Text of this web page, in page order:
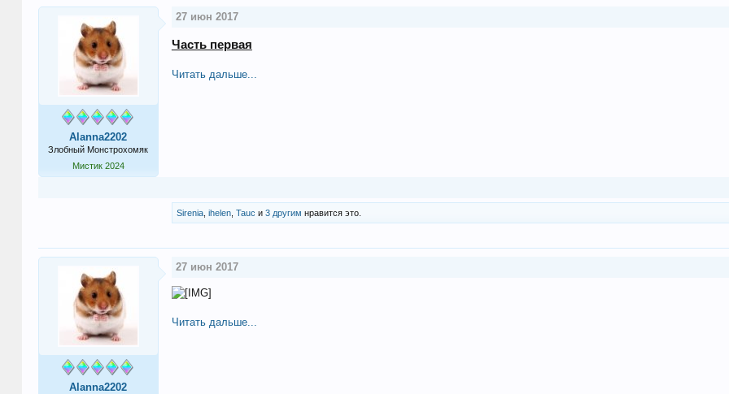
Alanna2202
Злобный Монстрохомяк
Мистик 2024
27 июн 2017
Часть первая
Читать дальше...
Sirenia, ihelen, Tauc и 3 другим нравится это.
Alanna2202
27 июн 2017
Читать дальше...